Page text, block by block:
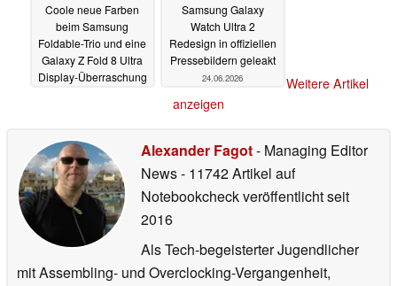
Coole neue Farben
beim Samsung
Foldable-Trio und eine
Galaxy Z Fold 8 Ultra
Display-Überraschung
Samsung Galaxy
Watch Ultra 2
Redesign in offiziellen
Pressebildern geleakt
24.06.2026
Weitere Artikel
anzeigen
Alexander Fagot- Managing Editor
News- 11742 Artikel auf
Notebookcheck veröffentlichtseit
2016
Als Tech-begeisterter Jugendlicher
mit Assembling- und Overclocking-Vergangenheit,